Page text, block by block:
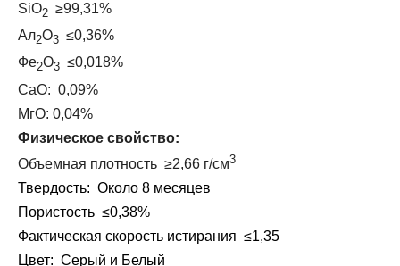
SiO2 ≥99,31%
Ал2O3 ≤0,36%
Фе2O3 ≤0,018%
СаО: 0,09%
МгО: 0,04%
Физическое свойство:
Объемная плотность ≥2,66 г/см3
Твердость: Около 8 месяцев
Пористость ≤0,38%
Фактическая скорость истирания ≤1,35
Цвет: Серый и Белый